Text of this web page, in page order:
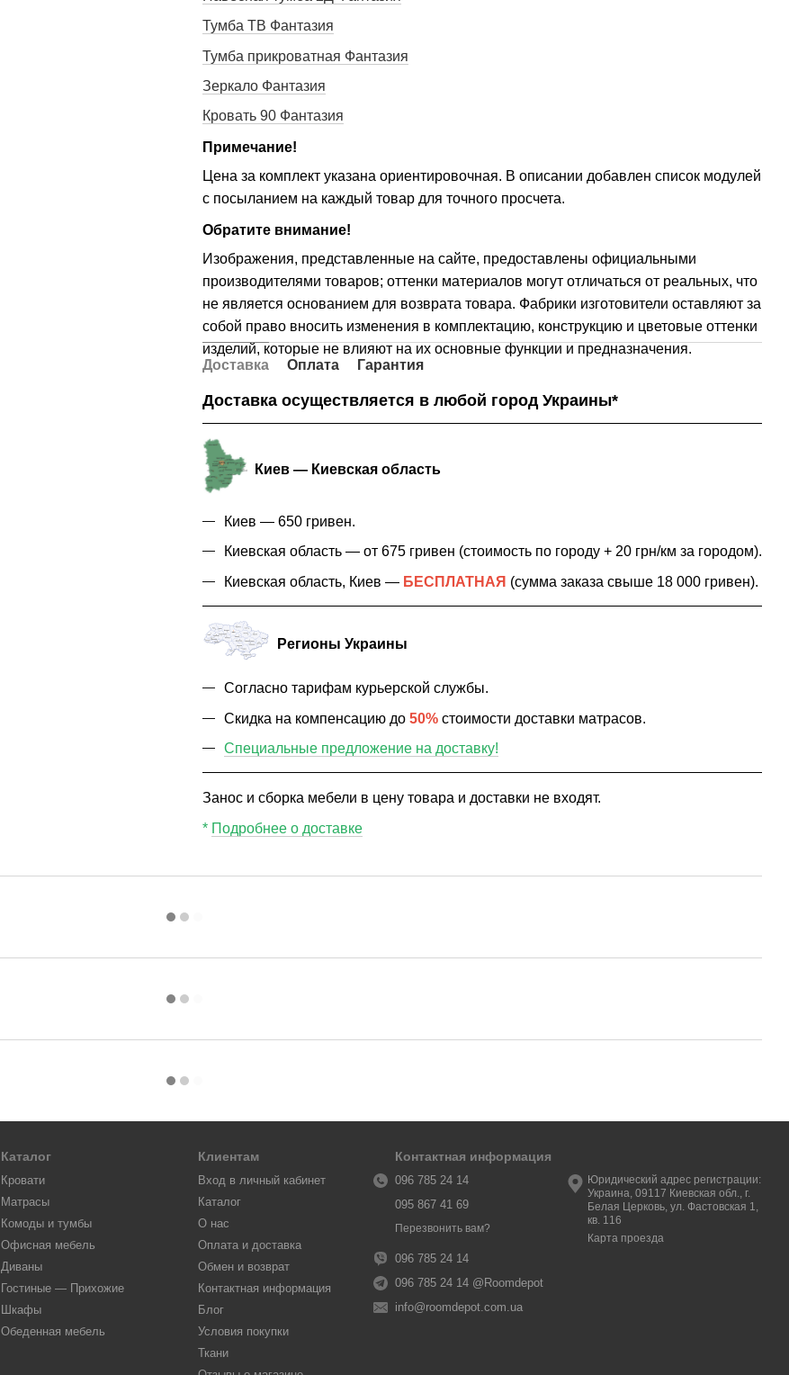
Тумба ТВ Фантазия
Тумба прикроватная Фантазия
Зеркало Фантазия
Кровать 90 Фантазия
Примечание!
Цена за комплект указана ориентировочная. В описании добавлен список модулей
с посыланием на каждый товар для точного просчета.
Обратите внимание!
Изображения, представленные на сайте, предоставлены официальными
производителями товаров; оттенки материалов могут отличаться от реальных, что
не является основанием для возврата товара. Фабрики изготовители оставляют за
собой право вносить изменения в комплектацию, конструкцию и цветовые оттенки
изделий, которые не влияют на их основные функции и предназначения.
Доставка
Оплата Гарантия
Доставка осуществляется в любой город Украины*
Киев — Киевская область
Киев — 650 гривен.
Киевская область — от 675 гривен (стоимость по городу + 20 грн/км за городом).
Киевская область, Киев — БЕСПЛАТНАЯ (сумма заказа свыше 18 000 гривен).
Регионы Украины
Согласно тарифам курьерской службы.
Скидка на компенсацию до 50% стоимости доставки матрасов.
Специальные предложение на доставку!
Занос и сборка мебели в цену товара и доставки не входят.
* Подробнее о доставке
Каталог
Кровати
Матрасы
Комоды и тумбы
Офисная мебель
Диваны
Гостиные — Прихожие
Шкафы
Обеденная мебель
Клиентам
Вход в личный кабинет
Каталог
О нас
Оплата и доставка
Обмен и возврат
Контактная информация
Блог
Условия покупки
Ткани
Контактная информация
096 785 24 14
095 867 41 69
Перезвонить вам?
096 785 24 14
096 785 24 14 @Roomdepot
info@roomdepot.com.ua
Юридический адрес регистрации:
Украина, 09117 Киевская обл., г.
Белая Церковь, ул. Фастовская 1,
кв. 116
Карта проезда